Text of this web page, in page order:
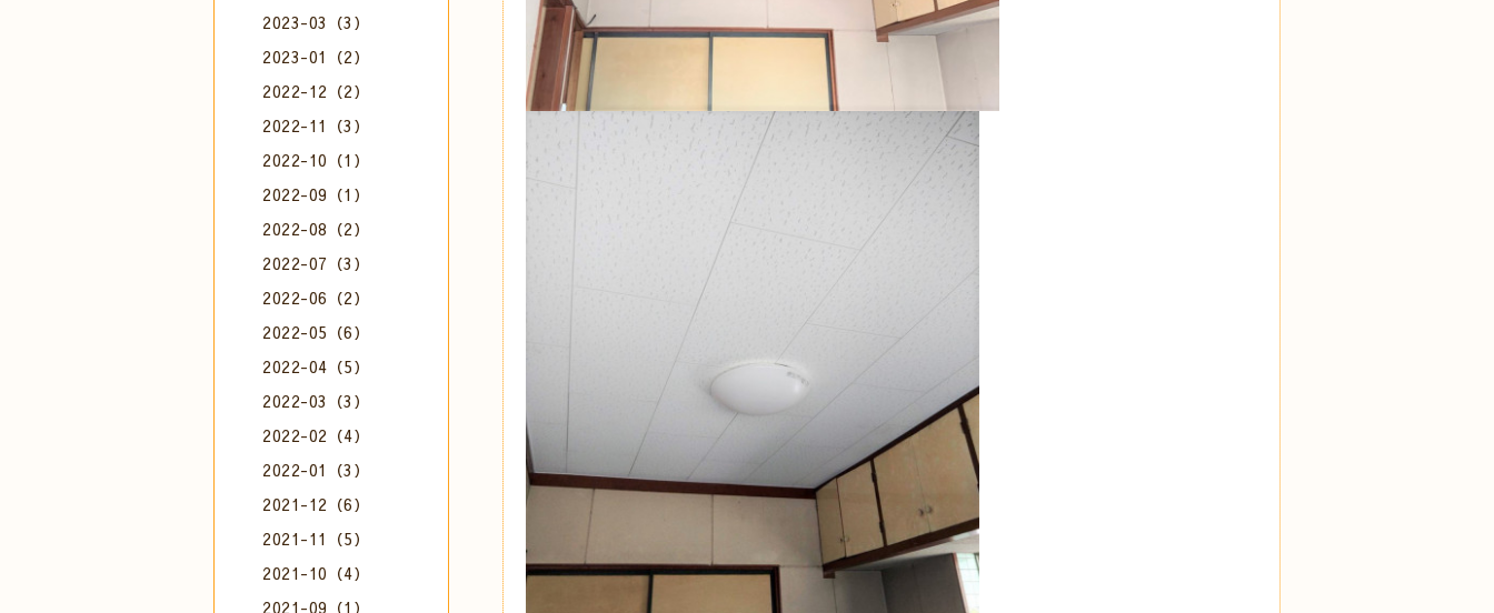
2023-03（3）
2023-01（2）
2022-12（2）
2022-11（3）
2022-10（1）
2022-09（1）
2022-08（2）
2022-07（3）
2022-06（2）
2022-05（6）
2022-04（5）
2022-03（3）
2022-02（4）
2022-01（3）
2021-12（6）
2021-11（5）
2021-10（4）
2021-09（1）